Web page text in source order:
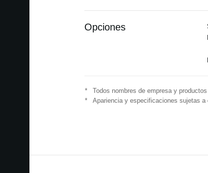
Opciones
*
Todos nombres de empresa y
*
Apariencia y especificaciones sujetas